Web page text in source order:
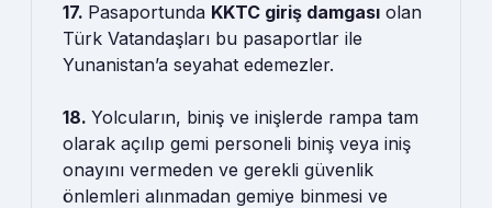
17. Pasaportunda KKTC giriş damgası olan
Türk Vatandaşları bu pasaportlar ile
Yunanistan’a seyahat edemezler.
18. Yolcuların, biniş ve inişlerde rampa tam
olarak açılıp gemi personeli biniş veya iniş
onayını vermeden ve gerekli güvenlik
önlemleri alınmadan gemiye binmesi ve